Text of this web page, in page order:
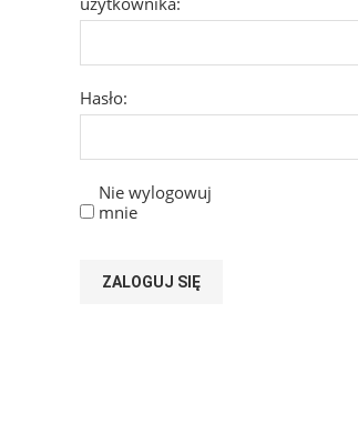
Hasło:
Nie wylogowuj
mnie
ZALOGUJ SIĘ